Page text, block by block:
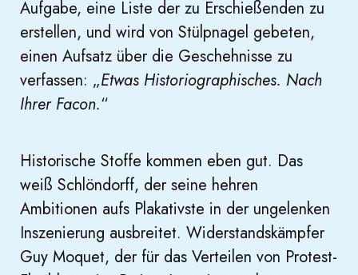
Aufgabe, eine Liste der zu Erschießenden zu
erstellen, und wird von Stülpnagel gebeten,
einen Aufsatz über die Geschehnisse zu
verfassen: „Etwas Historiographisches. Nach
Ihrer Facon.“
Historische Stoffe kommen eben gut. Das
weiß Schlöndorff, der seine hehren
Ambitionen aufs Plakativste in der ungelenken
Inszenierung ausbreitet. Widerstandskämpfer
Guy Moquet, der für das Verteilen von Protest-